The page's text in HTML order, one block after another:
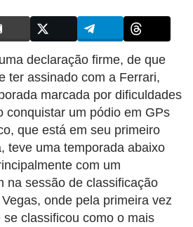
declaração firme, de que
ter assinado com a Ferrari,
marcada por dificuldades
conquistar um pódio em GPs
que está em seu primeiro
teve uma temporada abaixo
com um
na sessão de classificação
onde pela primeira vez
classificou como o mais